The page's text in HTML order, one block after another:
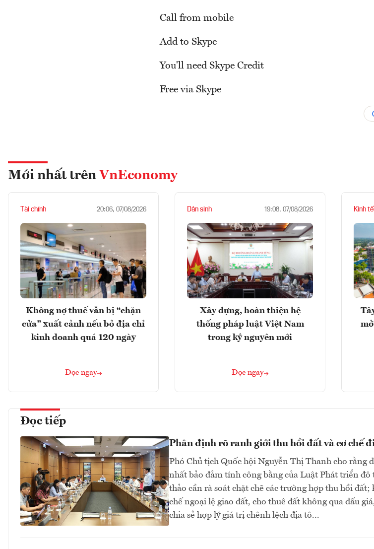
Call from mobile
Add to Skype
You'll need Skype Credit
Free via Skype
Mới nhất trên VnEconomy
Tài chính 20:06, 07/08/2026
Không nợ thuế vẫn bị “chặn
cửa” xuất cảnh nếu bỏ địa chỉ
kinh doanh quá 120 ngày
Đọc ngay
Dân sinh 19:08, 07/08/2026
Xây dựng, hoàn thiện hệ
thống pháp luật Việt Nam
trong kỷ nguyên mới
Đọc ngay
Kinh
Đọc tiếp
Phân định rõ ranh giới thu hồi đất và cơ chế
Phó Chủ tịch Quốc hội Nguyễn Thị Thanh cho rằng
nhất bảo đảm tính công bằng của Luật Phát triển đô
thảo cần rà soát chặt chẽ các trường hợp thu hồi đất;
chế ngoại lệ giao đất, cho thuê đất không qua đấu
chia sẻ hợp lý giá trị chênh lệch địa tô...